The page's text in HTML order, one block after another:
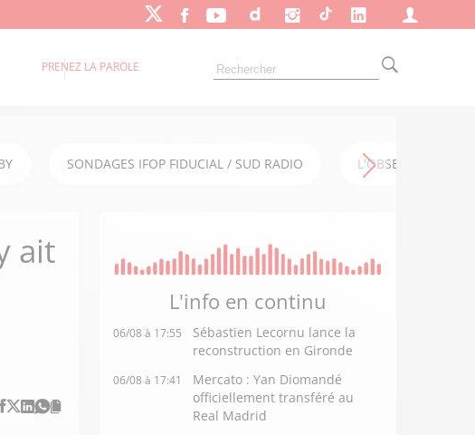
PRENEZ LA PAROLE
SONDAGES IFOP FIDUCIAL / SUD RADIO L'OBSERVATOIRE
ait
L'info en continu
06/08 à 17:55
Sébastien Lecornu lance la
reconstruction en Gironde
06/08 à 17:41
Mercato : Yan Diomandé
officiellement transféré au
Real Madrid